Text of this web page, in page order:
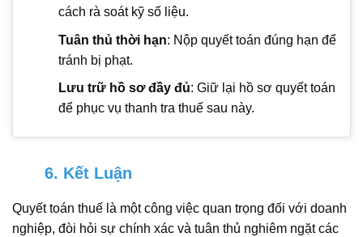
cách rà soát kỹ số liệu.
Tuân thủ thời hạn: Nộp quyết toán đúng hạn để
tránh bị phạt.
Lưu trữ hồ sơ đầy đủ: Giữ lại hồ sơ quyết toán
để phục vụ thanh tra thuế sau này.
6. Kết Luận
Quyết toán thuế là một công việc quan trọng đối với doanh
nghiệp, đòi hỏi sự chính xác và tuân thủ nghiêm ngặt các